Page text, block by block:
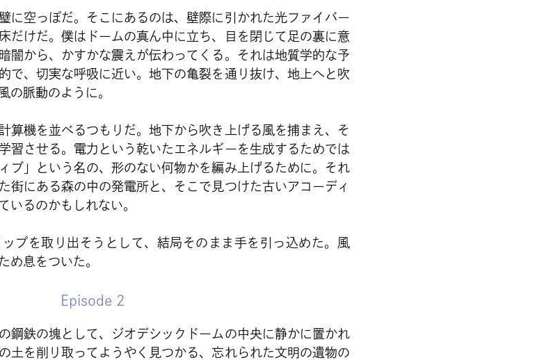
に空っぽだ。そこにあるのは、壁際に引かれた光ファイバー
だけだ。僕はドームの真ん中に立ち、目を閉じて足の裏に意
闇から、かすかな震えが伝わってくる。それは地質学的な予
で、切実な呼吸に近い。地下の亀裂を通り抜け、地上へと吹
の脈動のように。
算機を並べるつもりだ。地下から吹き上げる風を捕まえ、そ
習させる。電力という乾いたエネルギーを生成するためでは
ブ」という名の、形のない何物かを編み上げるために。それ
街にある森の中の発電所と、そこで見つけた古いアコーディ
いるのかもしれない。
プを取り出そうとして、結局そのまま手を引っ込めた。風
め息をついた。
Episode 2
鋼鉄の塊として、ジオデシックドームの中央に静かに置かれ
土を削り取ってようやく見つかる、忘れられた文明の遺物の